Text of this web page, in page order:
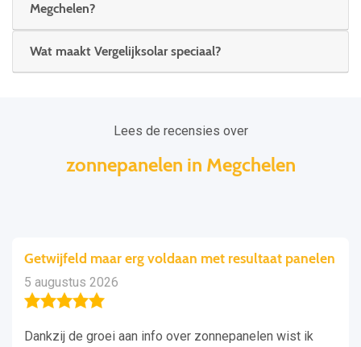
Megchelen?
Wat maakt Vergelijksolar speciaal?
Lees de recensies over
zonnepanelen in Megchelen
Getwijfeld maar erg voldaan met resultaat panelen
5 augustus 2026
Dankzij de groei aan info over zonnepanelen wist ik